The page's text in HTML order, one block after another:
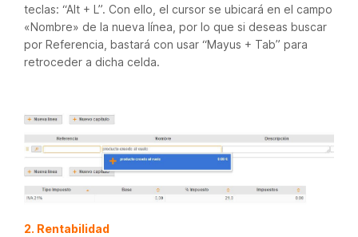
teclas: “Alt + L”. Con ello, el cursor se ubicará en el campo
«Nombre» de la nueva línea, por lo que si deseas buscar
por Referencia, bastará con usar “Mayus + Tab” para
retroceder a dicha celda.
2. Rentabilidad